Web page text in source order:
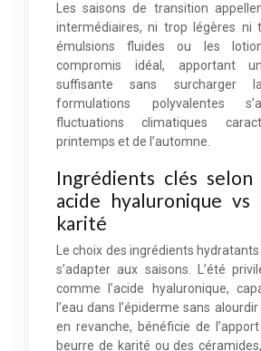
Les saisons de transition
intermédiaires, ni trop légères ni
émulsions fluides ou les
compromis idéal, apportant
suffisante sans surcharger
formulations polyvalentes
fluctuations climatiques
printemps et de l’automne.
Ingrédients clés selon
acide hyaluronique
karité
Le choix des ingrédients
s’adapter aux saisons. L’été
comme l’acide hyaluronique,
l’eau dans l’épiderme sans alourdir
en revanche, bénéficie de
beurre de karité ou des